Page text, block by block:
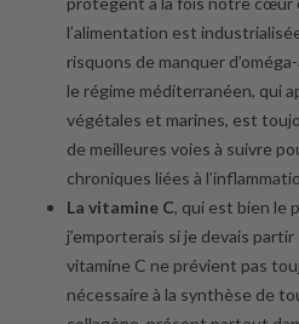
l’alimentation est
risquons de manquer
le régime méditerranéen, qui
végétales et marines, est
de meilleures voies à suivre
chroniques liées à
La vitamine C, qui est bien le
j’emporterais si je devais
vitamine C ne prévient pas
nécessaire à la synthèse de